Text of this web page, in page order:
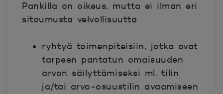
Pankilla on oikeus, mutta ei ilman eri
sitoumusta velvollisuutta
ryhtyä toimenpiteisiin, jotka ovat
tarpeen pantatun omaisuuden
arvon säilyttämiseksi ml. tilin
ja/tai arvo-osuustilin avaamiseen